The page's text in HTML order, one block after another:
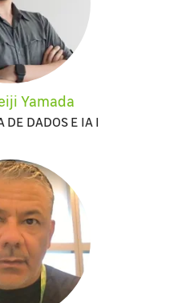
Yamada
DE DADOS E IA I